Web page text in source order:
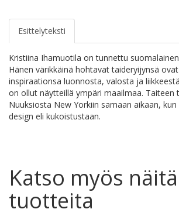
Esittelyteksti
Kristiina Ihamuotila on tunnettu
Hänen värikkäinä hohtavat taideryijynsä
inspiraationsa luonnosta, valosta ja
on ollut näytteillä ympäri maailmaa. Taiteen
Nuuksiosta New Yorkiin samaan aikaan,
design eli kukoistustaan.
Katso myös näitä
tuotteita